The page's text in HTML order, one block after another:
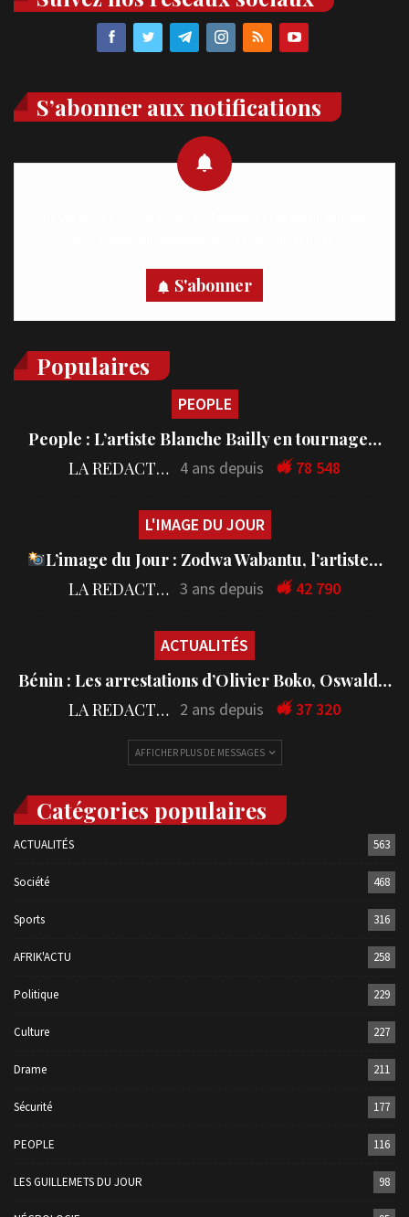
S’abonner aux notifications
S'abonner
Populaires
PEOPLE
People : L’artiste Blanche Bailly en tournage…
LA REDACTION 4 ans depuis 78 548
L'IMAGE DU JOUR
L’image du Jour : Zodwa Wabantu, l’artiste…
LA REDACTION 3 ans depuis 42 790
ACTUALITÉS
Bénin : Les arrestations d’Olivier Boko, Oswald…
LA REDACTION 2 ans depuis 37 320
AFFICHER PLUS DE MESSAGES
Catégories populaires
ACTUALITÉS 563
Société 468
Sports 316
AFRIK'ACTU 258
Politique 229
Culture 227
Drame 211
Sécurité 177
PEOPLE 116
LES GUILLEMETS DU JOUR 98